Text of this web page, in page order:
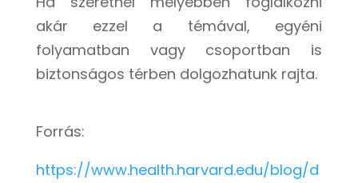
akár ezzel a témával, egyéni
folyamatban vagy csoportban is
biztonságos térben dolgozhatunk rajta.
Forrás:
https://www.health.harvard.edu/blog/d